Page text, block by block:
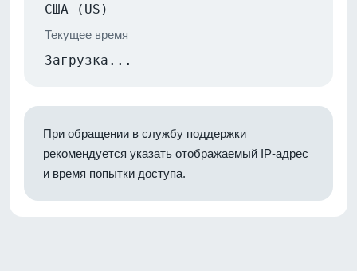
США (US)
Текущее время
Загрузка...
При обращении в службу поддержки
рекомендуется указать отображаемый IP-адрес
и время попытки доступа.